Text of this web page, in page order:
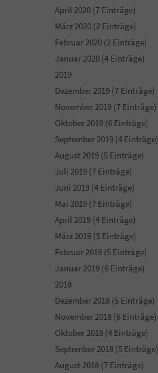
April 2020 (7 Einträge)
März 2020 (2 Einträge)
Februar 2020 (2 Einträge)
Januar 2020 (4 Einträge)
2019
Dezember 2019 (7 Einträge)
November 2019 (7 Einträge)
Oktober 2019 (6 Einträge)
September 2019 (4 Einträge)
August 2019 (5 Einträge)
Juli 2019 (7 Einträge)
Juni 2019 (4 Einträge)
Mai 2019 (7 Einträge)
April 2019 (4 Einträge)
März 2019 (5 Einträge)
Februar 2019 (5 Einträge)
Januar 2019 (6 Einträge)
2018
Dezember 2018 (5 Einträge)
November 2018 (6 Einträge)
Oktober 2018 (4 Einträge)
September 2018 (5 Einträge)
August 2018 (7 Einträge)